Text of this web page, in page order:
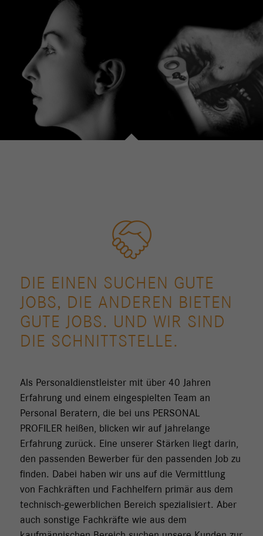
DIE EINEN SUCHEN GUTE
JOBS, DIE ANDEREN BIETEN
GUTE JOBS. UND WIR SIND
DIE SCHNITTSTELLE.
Als Personaldienstleister mit über 40 Jahren
Erfahrung und einem eingespielten Team an
Personal Beratern, die bei uns PERSONAL
PROFILER heißen, blicken wir auf jahrelange
Erfahrung zurück. Eine unserer Stärken liegt darin,
den passenden Bewerber für den passenden Job zu
finden. Dabei haben wir uns auf die Vermittlung
von Fachkräften und Fachhelfern primär aus dem
technisch-gewerblichen Bereich spezialisiert. Aber
auch sonstige Fachkräfte wie aus dem